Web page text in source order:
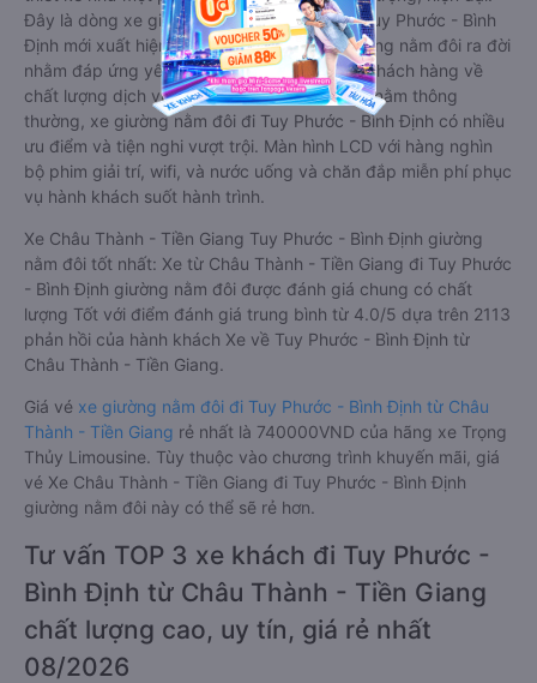
Đây là dòng xe giường nằm cho cặp đôi đi Tuy Phước - Bình
Định mới xuất hiện tại Việt Nam. Loại xe giường nằm đôi ra đời
nhằm đáp ứng yêu cầu ngày càng cao của khách hàng về
chất lượng dịch vụ vận tải. So với xe giường nằm thông
thường, xe giường nằm đôi đi Tuy Phước - Bình Định có nhiều
ưu điểm và tiện nghi vượt trội. Màn hình LCD với hàng nghìn
bộ phim giải trí, wifi, và nước uống và chăn đắp miễn phí phục
vụ hành khách suốt hành trình.
Xe Châu Thành - Tiền Giang Tuy Phước - Bình Định giường
nằm đôi tốt nhất: Xe từ Châu Thành - Tiền Giang đi Tuy Phước
- Bình Định giường nằm đôi được đánh giá chung có chất
lượng Tốt với điểm đánh giá trung bình từ 4.0/5 dựa trên 2113
phản hồi của hành khách Xe về Tuy Phước - Bình Định từ
Châu Thành - Tiền Giang.
Giá vé xe giường nằm đôi đi Tuy Phước - Bình Định từ Châu
Thành - Tiền Giang rẻ nhất là 740000VND của hãng xe Trọng
Thủy Limousine. Tùy thuộc vào chương trình khuyến mãi, giá
vé Xe Châu Thành - Tiền Giang đi Tuy Phước - Bình Định
giường nằm đôi này có thể sẽ rẻ hơn.
Tư vấn TOP 3 xe khách đi Tuy Phước -
Bình Định từ Châu Thành - Tiền Giang
chất lượng cao, uy tín, giá rẻ nhất
08/2026